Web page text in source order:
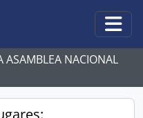
ASAMBLEA NACIONAL